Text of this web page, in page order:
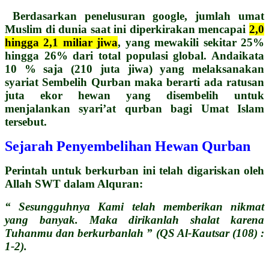
Berdasarkan penelusuran google, jumlah umat
Muslim di dunia saat ini diperkirakan mencapai 2,0
hingga 2,1 miliar jiwa, yang mewakili sekitar 25%
hingga 26% dari total populasi global. Andaikata
10 % saja (210 juta jiwa) yang melaksanakan
syariat Sembelih Qurban maka berarti ada ratusan
juta ekor hewan yang disembelih untuk
menjalankan syari’at qurban bagi Umat Islam
tersebut.
Sejarah Penyembelihan Hewan Qurban
Perintah untuk berkurban ini telah digariskan oleh
Allah SWT dalam Alquran:
“ Sesungguhnya Kami telah memberikan nikmat
yang banyak. Maka dirikanlah shalat karena
Tuhanmu dan berkurbanlah ” (QS Al-Kautsar (108) :
1-2).